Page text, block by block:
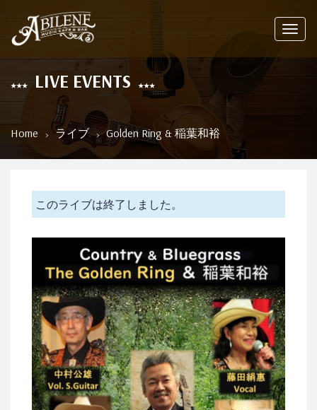
LIVE EVENTS
Home ライブ Golden Ring & 稲葉和裕
このライブは終了しました。